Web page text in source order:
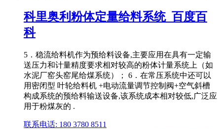
科里奥利粉体定量给料系统_百度百
科
5．稳流给料机作为预给料设备,主要应用在具有一定输
送压力和计量精度要求相对较高的粉体计量系统上（如
水泥厂窑头窑尾给煤系统）； 6．在常压系统中还可以
用密闭型 叶轮给料机 +电动流量调节控制阀+空气斜槽
构成系统的预给料输送设备,该系统成本相对较低,广泛应
用于粉煤灰的 .
联系电话: 180 3780 8511